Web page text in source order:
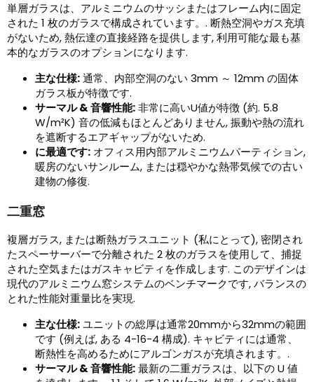
単層ガラスは、アルミニウムのサッシまたはフレーム内に固定
された 1 枚のガラスで構成されています。. 断熱空洞やガス充填
がないため, 熱伝達の直接経路を提供します, 利用可能な最も基
本的なガラスのオプションになります.
主な仕様:通常、内部空洞のない 3mm ～ 12mm の固体
ガラス板が特徴です.
サーマル & 音響性能:非常に高いU値が特徴 (約. 5.8
W/m²K) 音の低減もほとんどありません, 振動や熱の流れ
を遮断するエアギャップがないため.
に最適です: オフィス用内部アルミニウムパーティション,
暖房のないサンルーム, または穏やかな熱帯気候での古い
建物の修復.
二重窓
複層ガラス, または断熱ガラスユニット (私にとって), 密閉され
たスペーサーバーで分離された 2 枚のガラスを使用して、捕捉
された空気またはガスキャビティを作成します. このデザインは
現代のアルミニウム窓システムのベンチマークです, バランスの
とれた性能対重量比を実現.
主な仕様:ユニットの総厚は通常20mmから32mmの範囲
です (例えば, ある 4-16-4 構成). キャビティには通常、
断熱性を高めるためにアルゴンガスが充填されます。.
サーマル & 音響性能:最新の二重ガラスは、以下の U 値